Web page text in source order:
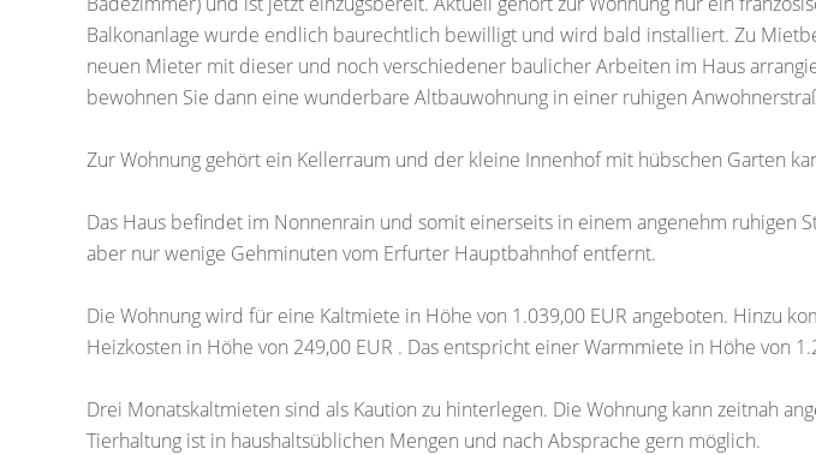
Balkonanlage wurde endlich baurechtlich bewilligt und wird bald installiert. Zu
neuen Mieter mit dieser und noch verschiedener baulicher Arbeiten im Haus
bewohnen Sie dann eine wunderbare Altbauwohnung in einer ruhigen
Zur Wohnung gehört ein Kellerraum und der kleine Innenhof mit hübschen Garten
Das Haus befindet im Nonnenrain und somit einerseits in einem angenehm ruhigen
aber nur wenige Gehminuten vom Erfurter Hauptbahnhof entfernt.
Die Wohnung wird für eine Kaltmiete in Höhe von 1.039,00 EUR angeboten. Hinzu
Heizkosten in Höhe von 249,00 EUR . Das entspricht einer Warmmiete in Höhe von
Drei Monatskaltmieten sind als Kaution zu hinterlegen. Die Wohnung kann zeitnah
Tierhaltung ist in haushaltsüblichen Mengen und nach Absprache gern möglich.